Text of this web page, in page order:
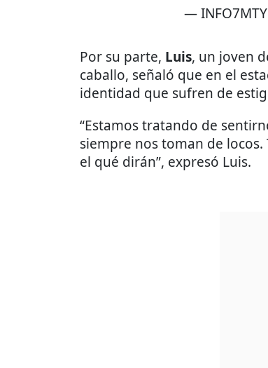
—
Por su parte, Luis, un joven
caballo, señaló que en el
identidad que sufren de
“Estamos tratando de
siempre nos toman de
el qué dirán”, expresó Luis.